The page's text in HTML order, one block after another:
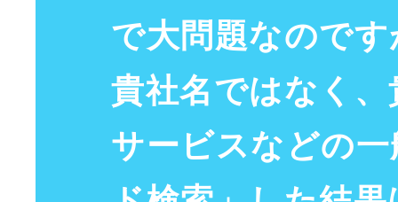
で大問題なのです
貴社名ではなく
サービスなどの